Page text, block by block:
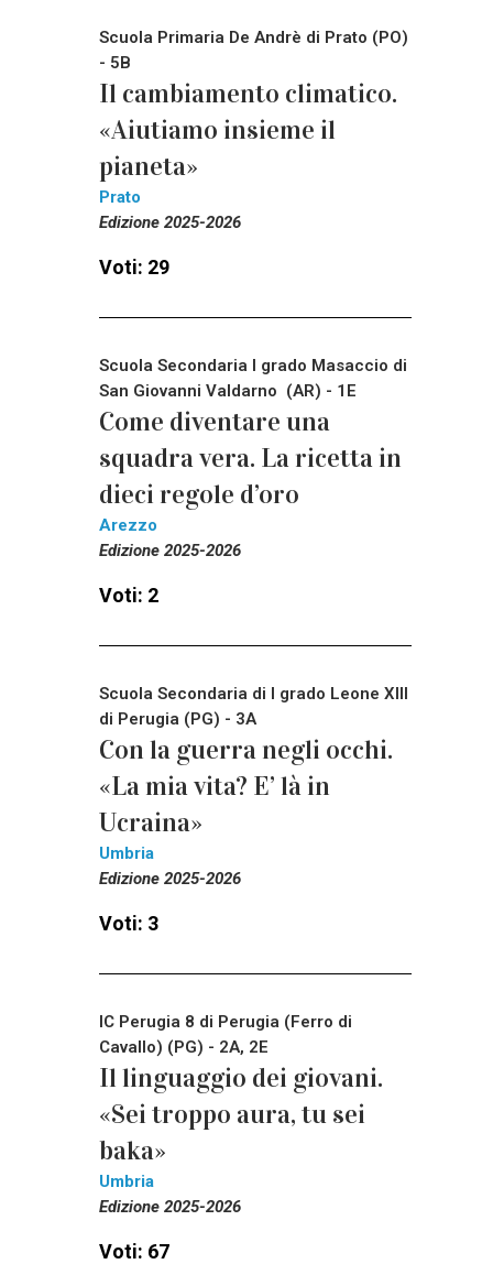
Scuola Primaria De Andrè di Prato (PO)
- 5B
Il cambiamento climatico.
«Aiutiamo insieme il
pianeta»
Prato
Edizione 2025-2026
Voti: 29
Scuola Secondaria I grado Masaccio di
San Giovanni Valdarno (AR) - 1E
Come diventare una
squadra vera. La ricetta in
dieci regole d’oro
Arezzo
Edizione 2025-2026
Voti: 2
Scuola Secondaria di I grado Leone XIII
di Perugia (PG) - 3A
Con la guerra negli occhi.
«La mia vita? E’ là in
Ucraina»
Umbria
Edizione 2025-2026
Voti: 3
IC Perugia 8 di Perugia (Ferro di
Cavallo) (PG) - 2A, 2E
Il linguaggio dei giovani.
«Sei troppo aura, tu sei
baka»
Umbria
Edizione 2025-2026
Voti: 67